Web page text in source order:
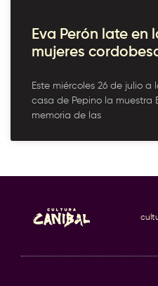
Eva Perón late en
mujeres
Este miércoles 26 de julio a
casa de Pepino la muestra
memoria de las